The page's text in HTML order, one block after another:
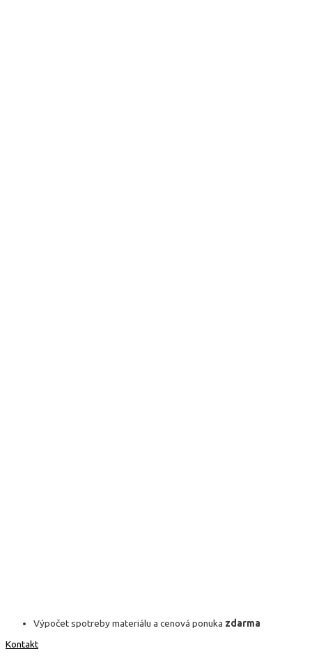
Výpočet spotreby materiálu a cenová ponuka zdarma
Kontakt